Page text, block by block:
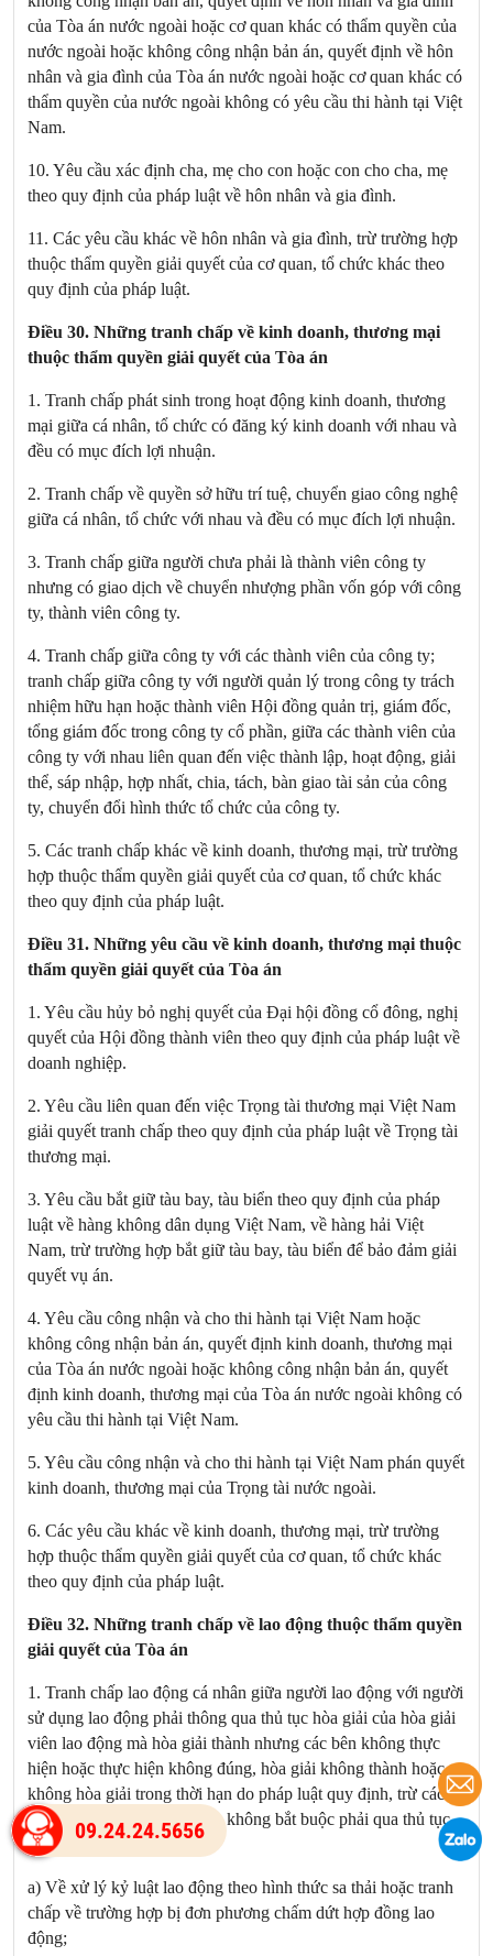
của Tòa án nước ngoài hoặc cơ quan khác có thẩm quyền của
nước ngoài hoặc không công nhận bản án, quyết định về hôn
nhân và gia đình của Tòa án nước ngoài hoặc cơ quan khác có
thẩm quyền của nước ngoài không có yêu cầu thi hành tại Việt
Nam.
10. Yêu cầu xác định cha, mẹ cho con hoặc con cho cha, mẹ
theo quy định của pháp luật về hôn nhân và gia đình.
11. Các yêu cầu khác về hôn nhân và gia đình, trừ trường hợp
thuộc thẩm quyền giải quyết của cơ quan, tổ chức khác theo
quy định của pháp luật.
Điều 30. Những tranh chấp về kinh doanh, thương mại
thuộc thẩm quyền giải quyết của Tòa án
1. Tranh chấp phát sinh trong hoạt động kinh doanh, thương
mại giữa cá nhân, tổ chức có đăng ký kinh doanh với nhau và
đều có mục đích lợi nhuận.
2. Tranh chấp về quyền sở hữu trí tuệ, chuyển giao công nghệ
giữa cá nhân, tổ chức với nhau và đều có mục đích lợi nhuận.
3. Tranh chấp giữa người chưa phải là thành viên công ty
nhưng có giao dịch về chuyển nhượng phần vốn góp với công
ty, thành viên công ty.
4. Tranh chấp giữa công ty với các thành viên của công ty;
tranh chấp giữa công ty với người quản lý trong công ty trách
nhiệm hữu hạn hoặc thành viên Hội đồng quản trị, giám đốc,
tổng giám đốc trong công ty cổ phần, giữa các thành viên của
công ty với nhau liên quan đến việc thành lập, hoạt động, giải
thể, sáp nhập, hợp nhất, chia, tách, bàn giao tài sản của công
ty, chuyển đổi hình thức tổ chức của công ty.
5. Các tranh chấp khác về kinh doanh, thương mại, trừ trường
hợp thuộc thẩm quyền giải quyết của cơ quan, tổ chức khác
theo quy định của pháp luật.
Điều 31. Những yêu cầu về kinh doanh, thương mại thuộc
thẩm quyền giải quyết của Tòa án
1. Yêu cầu hủy bỏ nghị quyết của Đại hội đồng cổ đông, nghị
quyết của Hội đồng thành viên theo quy định của pháp luật về
doanh nghiệp.
2. Yêu cầu liên quan đến việc Trọng tài thương mại Việt Nam
giải quyết tranh chấp theo quy định của pháp luật về Trọng tài
thương mại.
3. Yêu cầu bắt giữ tàu bay, tàu biển theo quy định của pháp
luật về hàng không dân dụng Việt Nam, về hàng hải Việt
Nam, trừ trường hợp bắt giữ tàu bay, tàu biển để bảo đảm giải
quyết vụ án.
4. Yêu cầu công nhận và cho thi hành tại Việt Nam hoặc
không công nhận bản án, quyết định kinh doanh, thương mại
của Tòa án nước ngoài hoặc không công nhận bản án, quyết
định kinh doanh, thương mại của Tòa án nước ngoài không có
yêu cầu thi hành tại Việt Nam.
5. Yêu cầu công nhận và cho thi hành tại Việt Nam phán quyết
kinh doanh, thương mại của Trọng tài nước ngoài.
6. Các yêu cầu khác về kinh doanh, thương mại, trừ trường
hợp thuộc thẩm quyền giải quyết của cơ quan, tổ chức khác
theo quy định của pháp luật.
Điều 32. Những tranh chấp về lao động thuộc thẩm quyền
giải quyết của Tòa án
1. Tranh chấp lao động cá nhân giữa người lao động với người
sử dụng lao động phải thông qua thủ tục hòa giải của hòa giải
viên lao động mà hòa giải thành nhưng các bên không thực
hiện hoặc thực hiện không đúng, hòa giải không thành hoặc
không hòa giải trong thời hạn do pháp luật quy định, trừ các
tranh chấp lao động sau đây không bắt buộc phải qua thủ tục
hòa giải:
a) Về xử lý kỷ luật lao động theo hình thức sa thải hoặc tranh
chấp về trường hợp bị đơn phương chấm dứt hợp đồng lao
động;
09.24.24.5656